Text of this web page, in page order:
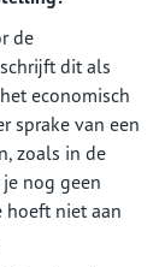
de
dit als
economisch
sprake van een
zoals in de
nog geen
hoeft niet aan